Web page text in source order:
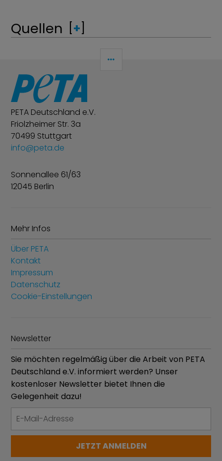
Quellen [+]
PETA Deutschland e.V.
Friolzheimer Str. 3a
70499 Stuttgart
info@peta.de
Sonnenallee 61/63
12045 Berlin
Mehr Infos
Über PETA
Kontakt
Impressum
Datenschutz
Cookie-Einstellungen
Newsletter
Sie möchten regelmäßig über die Arbeit von PETA
Deutschland e.V. informiert werden? Unser
kostenloser Newsletter bietet Ihnen die
Gelegenheit dazu!